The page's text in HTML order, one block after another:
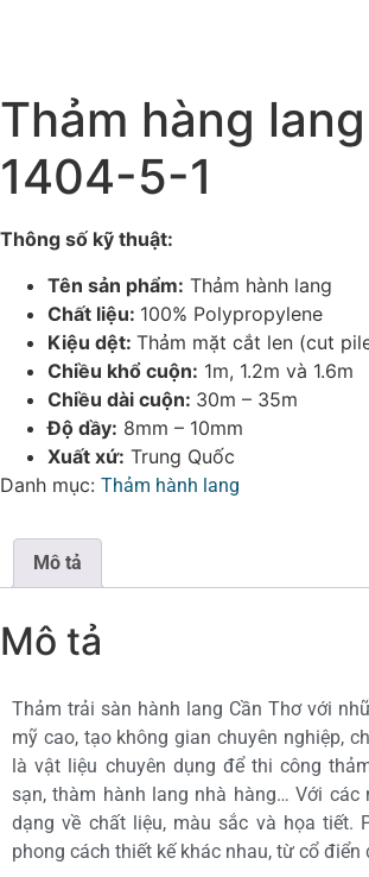
Thảm hàng
1404-5-1
Thông số kỹ thuật:
Tên sản phẩm: Thảm hành lang
Chất liệu: 100% Polypropylene
Kiệu dệt: Thảm mặt cắt len (cut
Chiều khổ cuộn: 1m, 1.2m và 1.6m
Chiều dài cuộn: 30m – 35m
Độ dầy: 8mm – 10mm
Xuất xứ: Trung Quốc
Danh mục: Thảm hành lang
Mô tả
Mô tả
Thảm trải sàn hành lang Cần Thơ với
mỹ cao, tạo không gian chuyên nghiệp,
là vật liệu chuyên dụng để thi công
sạn, thàm hành lang nhà hàng… Với các
dạng về chất liệu, màu sắc và họa tiết.
phong cách thiết kế khác nhau, từ cổ điển